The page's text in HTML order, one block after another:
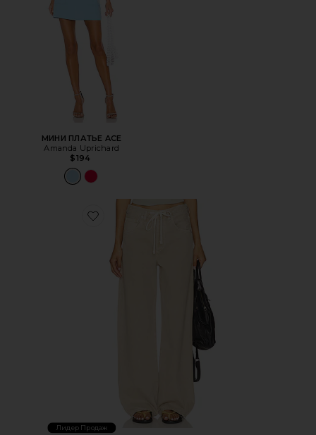
МИНИ ПЛАТЬЕ ACE
Amanda Uprichard
$194
Favorite БРЮКИ BRYNN
Лидер Продаж